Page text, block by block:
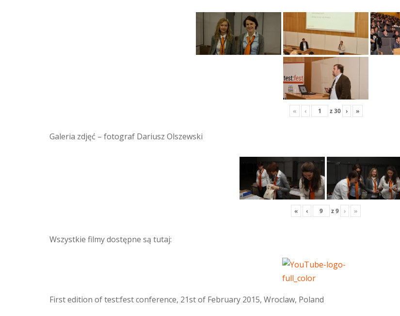
« ‹ z30 › »
Galeria zdjęć – fotograf Dariusz Olszewski
« ‹ z9 › »
Wszystkie filmy dostępne są tutaj:
First edition of test:fest conference, 21st of February 2015, Wroclaw, Poland